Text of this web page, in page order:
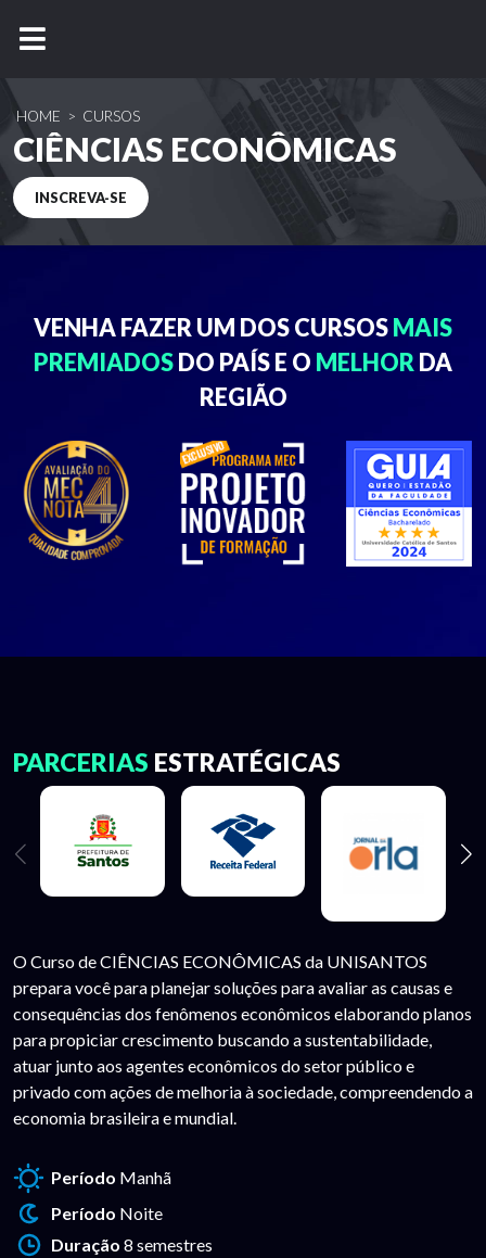
HOME > CURSOS
CIÊNCIAS ECONÔMICAS
INSCREVA-SE
VENHA FAZER UM DOSCURSOSMAIS
PREMIADOSDO PAÍS E O MELHOR DA
REGIÃO
PARCERIAS ESTRATÉGICAS
O Curso de CIÊNCIAS ECONÔMICAS da UNISANTOS
prepara você para planejar soluções para avaliar as causas e
consequências dos fenômenos econômicos elaborando planos
para propiciar crescimento buscando a sustentabilidade,
atuar junto aos agentes econômicos do setor público e
privado com ações de melhoria à sociedade, compreendendo a
economia brasileira e mundial.
Período Manhã
Período Noite
Duração 8 semestres